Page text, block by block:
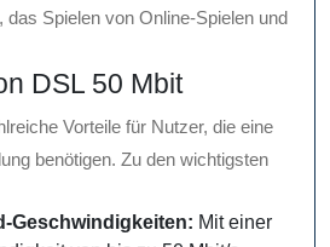
das Spielen von Online-Spielen und
DSL 50 Mbit
Vorteile für Nutzer, die eine
benötigen. Zu den wichtigsten
Geschwindigkeiten: Mit einer